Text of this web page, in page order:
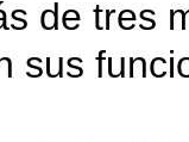
de tres
sus